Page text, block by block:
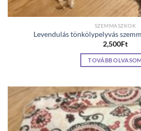
SZEMMASZKOK
Levendulás tönkölypelyvás
2,500Ft
TOVÁBB